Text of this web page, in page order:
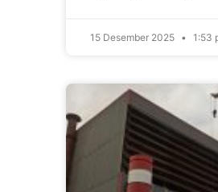
15 Desember 2025 1:53